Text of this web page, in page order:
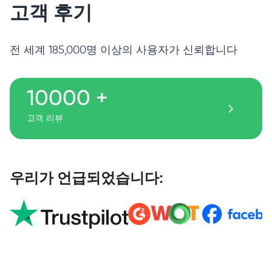
고객 후기
전 세계 185,000명 이상의 사용자가 신뢰합니다
10000 +
고객 리뷰
우리가 언급되었습니다: